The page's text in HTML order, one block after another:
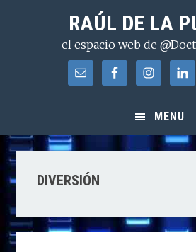
contenido
RAÚL DE LA
el espacio web de
MENU
DIVERSIÓN